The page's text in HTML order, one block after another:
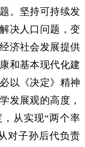
。坚持可持续发
决人口问题，变
济社会发展提供
和基本现代化建
以《决定》精神
发展观的高度，
从实现“两个率
对子孙后代负责